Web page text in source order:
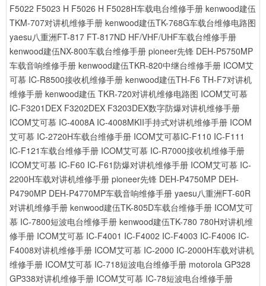
F5022 F5023 H F5026 H F5028H车载电台维修手册 kenwood建伍
TKM-707对讲机维修手册 kenwood建伍TK-768G车载台维修电路图
yaesu八重洲FT-817 FT-817ND HF/VHF/UHF车载台维修手册
kenwood建伍NX-800车载台维修手册 pioneer先锋 DEH-P5750MP
车载音响维修手册 kenwood建伍TKR-820中继台维修手册 ICOM艾
可慕 IC-R8500接收机维修手册 kenwood建伍TH-F6 TH-F7对讲机
维修手册 kenwood建伍 TKR-720对讲机维修电路图 ICOM艾可慕
IC-F3201DEX F3202DEX F3203DEX数字防爆对讲机维修手册
ICOM艾可慕 IC-4008A IC-4008MKII手持式对讲机维修手册 ICOM
艾可慕 IC-2720H车载台维修手册 ICOM艾可慕IC-F110 IC-F111
IC-F121车载台维修手册 ICOM艾可慕 IC-R7000接收机维修手册
ICOM艾可慕 IC-F60 IC-F61防爆对讲机维修手册 ICOM艾可慕 IC-
2200H车载对讲机维修手册 pioneer先锋 DEH-P4750MP DEH-
P4790MP DEH-P4770MP车载音响维修手册 yaesu八重洲FT-60R
对讲机维修手册 kenwood建伍TK-805D车载台维修手册 ICOM艾可
慕 IC-7800短波电台维修手册 kenwood建伍TK-780 780H对讲机维
修手册 ICOM艾可慕 IC-F4001 IC-F4002 IC-F4003 IC-F4006 IC-
F4008对讲机维修手册 ICOM艾可慕 IC-2000 IC-2000H车载对讲机
维修手册 ICOM艾可慕 IC-718短波电台维修手册 motorola GP328
GP338对讲机维修手册 ICOM艾可慕 IC-78短波电台维修手册